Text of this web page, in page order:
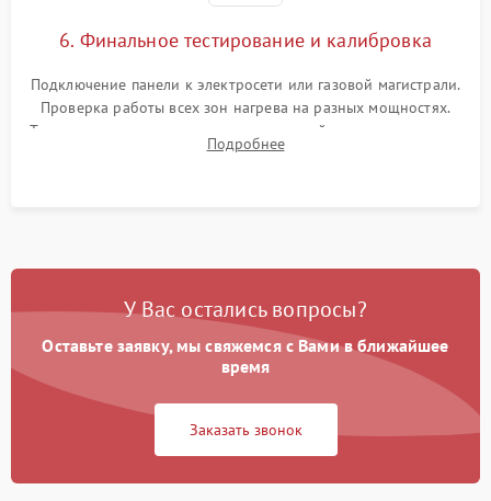
6. Финальное тестирование и калибровка
Подключение панели к электросети или газовой магистрали.
Проверка работы всех зон нагрева на разных мощностях.
Тестирование сенсорного управления, таймера, индикаторов
остаточного тепла и систем защиты от перегрева.
Подробнее
У Вас остались вопросы?
Оставьте заявку, мы свяжемся с Вами в ближайшее
время
Заказать звонок